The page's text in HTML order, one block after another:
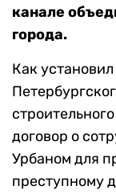
канале
города.
Как
договор о
Урбаном для
преступному